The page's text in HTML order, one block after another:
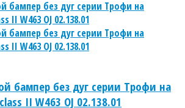
бампер без дуг серии Трофи на
II W463 OJ 02.138.01